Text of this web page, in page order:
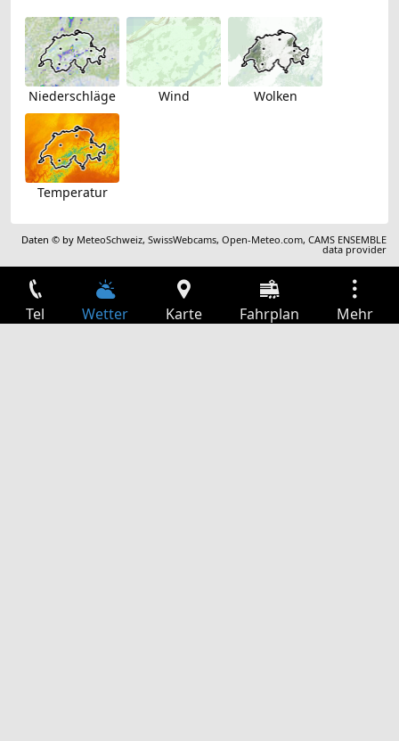
Niederschläge Wind Wolken
Temperatur
Daten © by MeteoSchweiz,SwissWebcams,Open-Meteo.com,CAMS ENSEMBLE
data provider
Tel Wetter Karte Fahrplan Mehr